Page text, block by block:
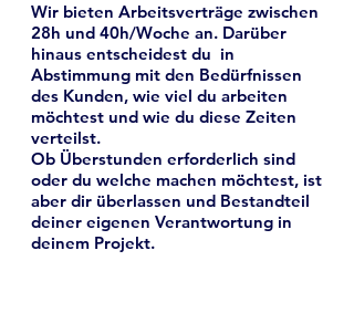
Wir bieten Arbeitsverträge zwischen
28h und 40h/Woche an. Darüber
hinaus entscheidest du in
Abstimmung mit den Bedürfnissen
des Kunden, wie viel du arbeiten
möchtest und wie du diese Zeiten
verteilst.
Ob Überstunden erforderlich sind
oder du welche machen möchtest, ist
aber dir überlassen und Bestandteil
deiner eigenen Verantwortung in
deinem Projekt.